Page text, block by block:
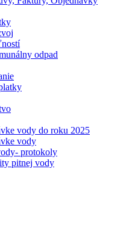
odpad
vody do roku 2025
vody
protokoly
pitnej vody